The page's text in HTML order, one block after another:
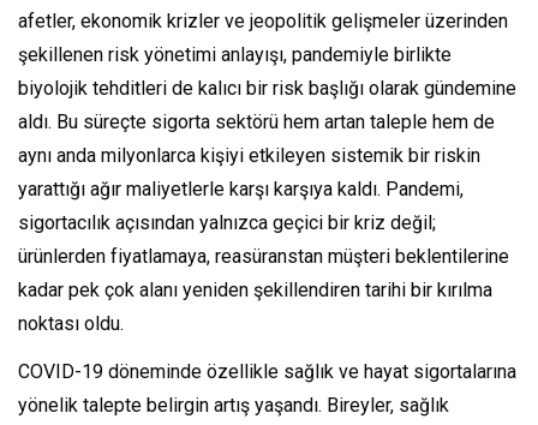
afetler, ekonomik krizler ve jeopolitik gelişmeler üzerinden
şekillenen risk yönetimi anlayışı, pandemiyle birlikte
biyolojik tehditleri de kalıcı bir risk başlığı olarak gündemine
aldı. Bu süreçte sigorta sektörü hem artan taleple hem de
aynı anda milyonlarca kişiyi etkileyen sistemik bir riskin
yarattığı ağır maliyetlerle karşı karşıya kaldı. Pandemi,
sigortacılık açısından yalnızca geçici bir kriz değil;
ürünlerden fiyatlamaya, reasüranstan müşteri beklentilerine
kadar pek çok alanı yeniden şekillendiren tarihi bir kırılma
noktası oldu.
COVID-19 döneminde özellikle sağlık ve hayat sigortalarına
yönelik talepte belirgin artış yaşandı. Bireyler, sağlık